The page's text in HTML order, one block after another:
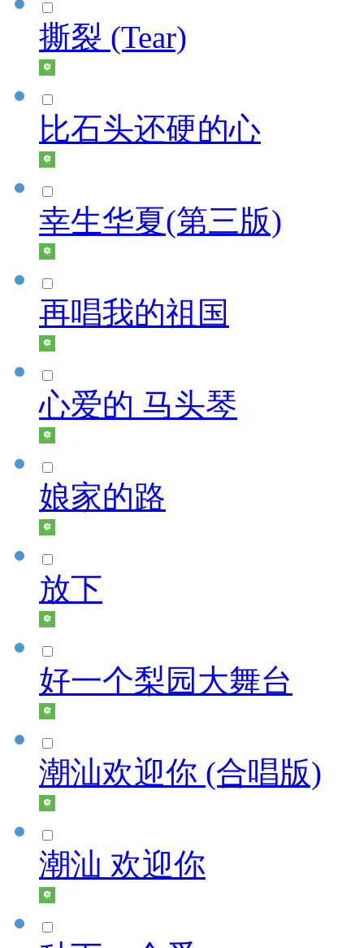
撕裂 (Tear)
比石头还硬的心
幸生华夏(第三版)
再唱我的祖国
心爱的 马头琴
娘家的路
放下
好一个梨园大舞台
潮汕欢迎你 (合唱版)
潮汕 欢迎你